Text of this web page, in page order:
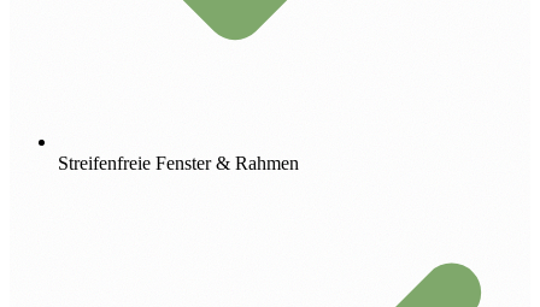
Streifenfreie Fenster & Rahmen